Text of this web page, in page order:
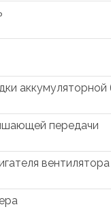
аккумуляторной
передачи